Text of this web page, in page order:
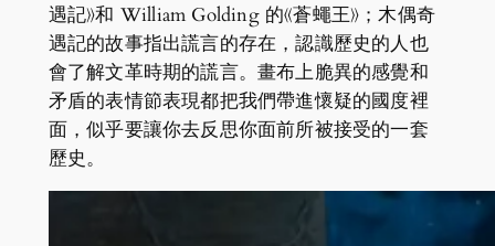
遇記》和 William Golding 的《蒼蠅王》；木偶奇
遇記的故事指出謊言的存在，認識歷史的人也
會了解文革時期的謊言。畫布上脆異的感覺和
矛盾的表情節表現都把我們帶進懷疑的國度裡
面，似乎要讓你去反思你面前所被接受的一套
歷史。